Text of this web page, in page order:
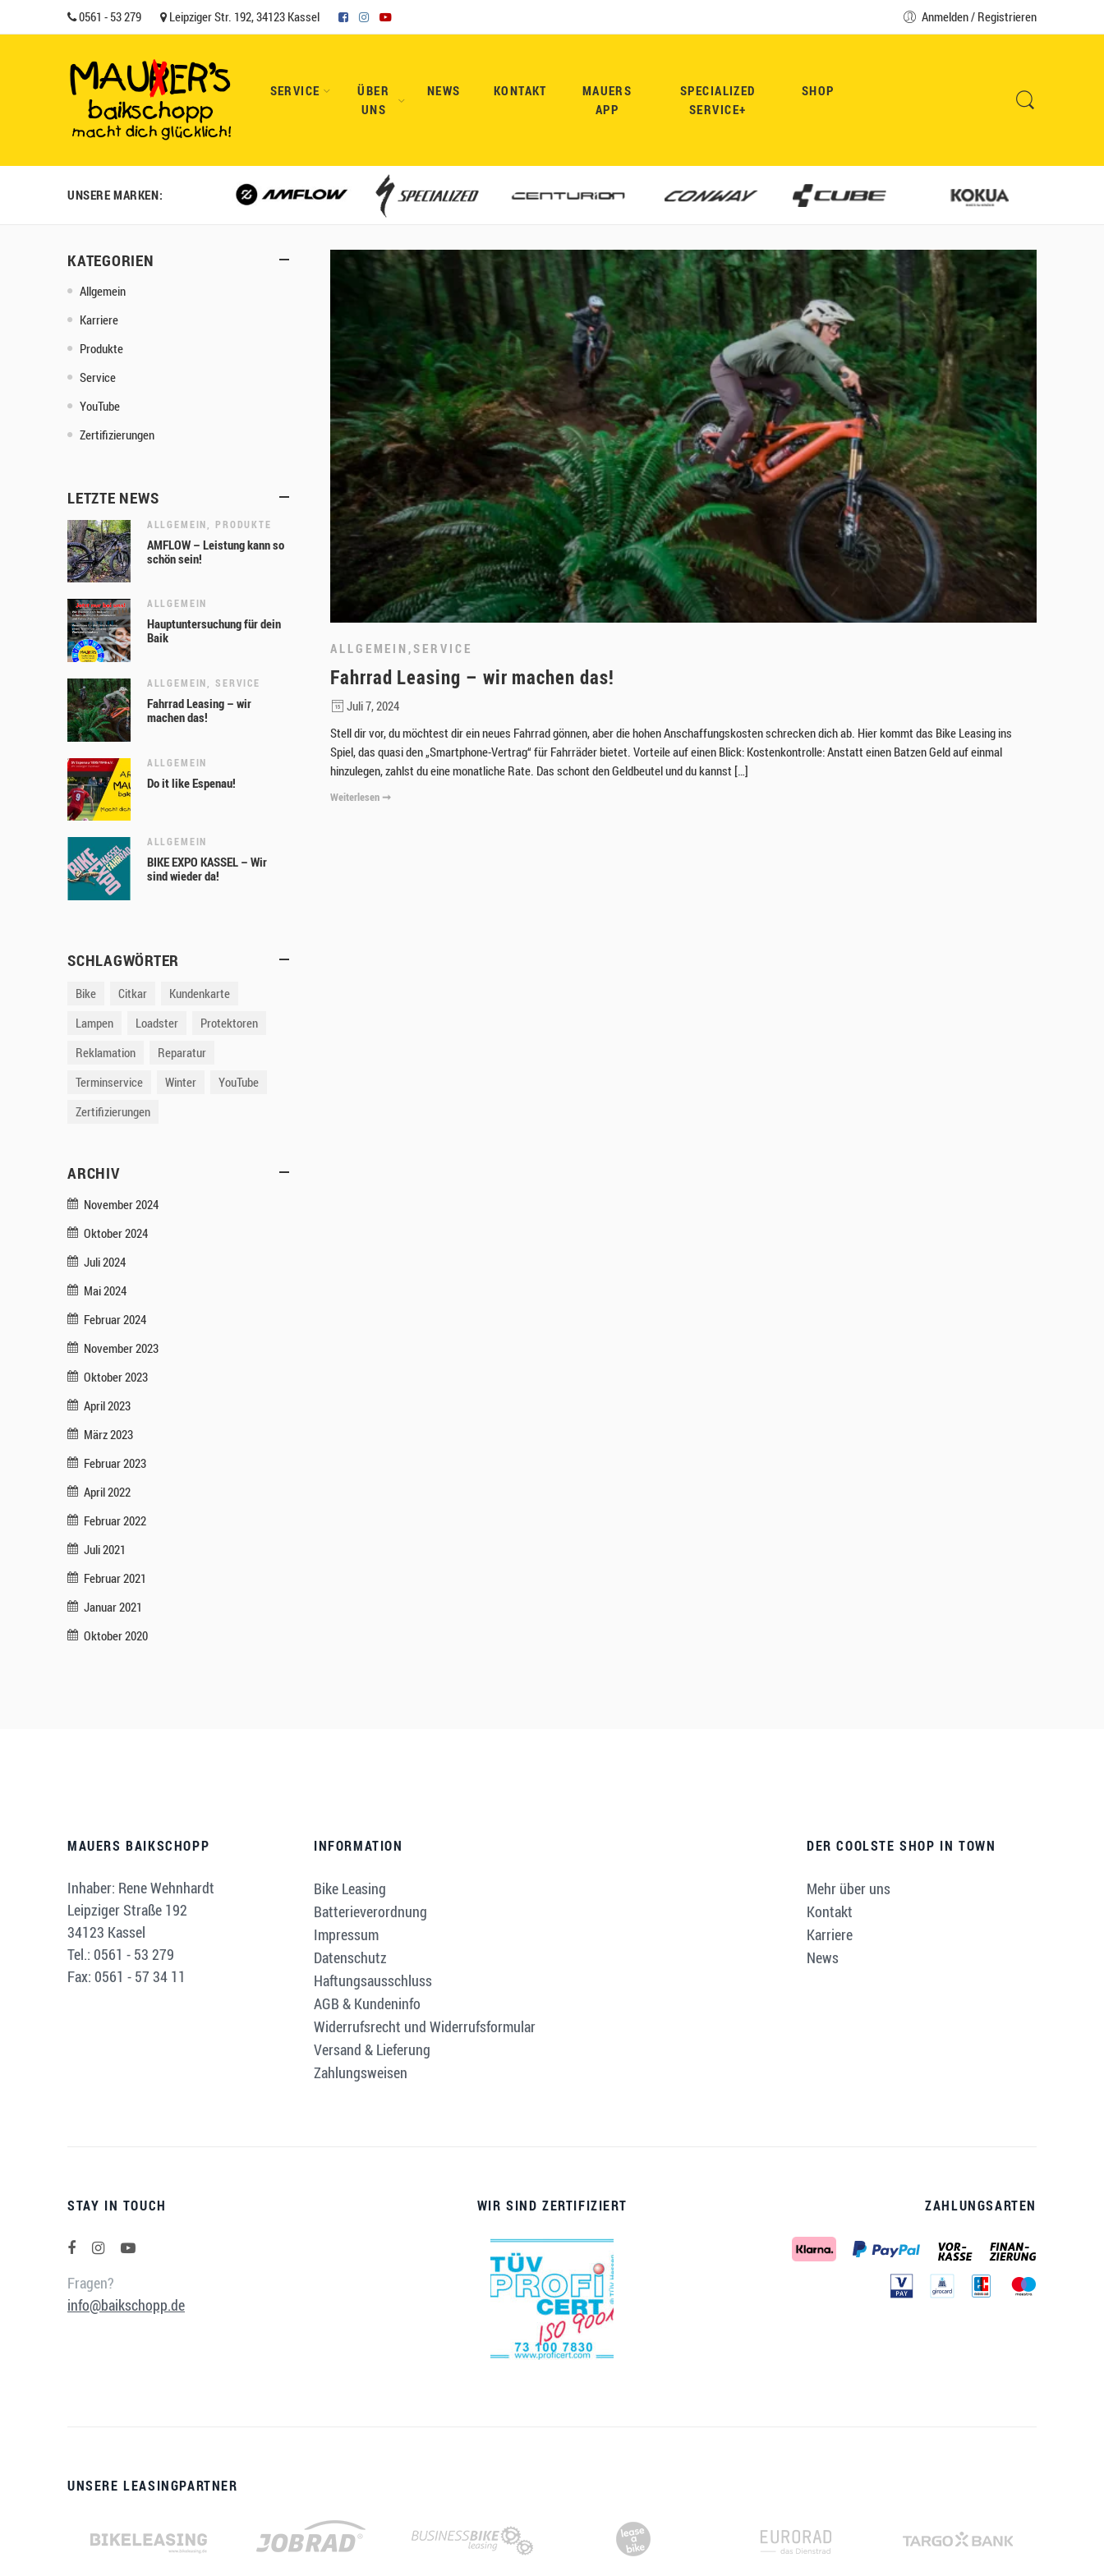
0561 - 53 279 Leipziger Str. 192, 34123 Kassel Anmelden / Registrieren
SERVICE
ÜBER
UNS
NEWS KONTAKT
MAUERS
APP
SPECIALIZED
SERVICE+
SHOP
UNSERE MARKEN:
ALLGEMEIN ,SERVICE
Fahrrad Leasing – wir machen das!
Juli 7, 2024
Stell dir vor, du möchtest dir ein neues Fahrrad gönnen, aber die hohen Anschaffungskosten schrecken dich ab. Hier kommt das Bike Leasing ins
Spiel, das quasi den „Smartphone-Vertrag“ für Fahrräder bietet. Vorteile auf einen Blick: Kostenkontrolle: Anstatt einen Batzen Geld auf einmal
hinzulegen, zahlst du eine monatliche Rate. Das schont den Geldbeutel und du kannst […]
Weiterlesen ➞
KATEGORIEN
Allgemein
Karriere
Produkte
Service
YouTube
Zertifizierungen
LETZTE NEWS
ALLGEMEIN, PRODUKTE
AMFLOW – Leistung kann so
schön sein!
ALLGEMEIN
Hauptuntersuchung für dein
Baik
ALLGEMEIN, SERVICE
Fahrrad Leasing – wir
machen das!
ALLGEMEIN
Do it like Espenau!
ALLGEMEIN
BIKE EXPO KASSEL – Wir
sind wieder da!
SCHLAGWÖRTER
Bike Citkar
Kundenkarte
Lampen
Loadster
Protektoren
Reklamation
Reparatur
Terminservice
Winter
YouTube
Zertifizierungen
ARCHIV
November 2024
Oktober 2024
Juli 2024
Mai 2024
Februar 2024
November 2023
Oktober 2023
April 2023
März 2023
Februar 2023
April 2022
Februar 2022
Juli 2021
Februar 2021
Januar 2021
Oktober 2020
MAUERS BAIKSCHOPP
Inhaber: Rene Wehnhardt
Leipziger Straße 192
34123 Kassel
Tel.: 0561 - 53 279
Fax: 0561 - 57 34 11
INFORMATION
Bike Leasing
Batterieverordnung
Impressum
Datenschutz
Haftungsausschluss
AGB & Kundeninfo
Widerrufsrecht und Widerrufsformular
Versand & Lieferung
Zahlungsweisen
DER COOLSTE SHOP IN TOWN
Mehr über uns
Kontakt
Karriere
News
STAY IN TOUCH
Fragen?
info@baikschopp.de
WIR SIND ZERTIFIZIERT ZAHLUNGSARTEN
UNSERE LEASINGPARTNER